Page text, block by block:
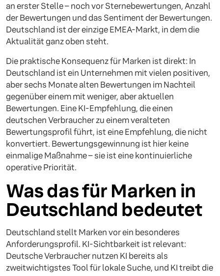
an erster Stelle – noch vor Sternebewertungen, Anzahl
der Bewertungen und das Sentiment der Bewertungen.
Deutschland ist der einzige EMEA-Markt, in dem die
Aktualität ganz oben steht.
Die praktische Konsequenz für Marken ist direkt: In
Deutschland ist ein Unternehmen mit vielen positiven,
aber sechs Monate alten Bewertungen im Nachteil
gegenüber einem mit weniger, aber aktuellen
Bewertungen. Eine KI-Empfehlung, die einen
deutschen Verbraucher zu einem veralteten
Bewertungsprofil führt, ist eine Empfehlung, die nicht
konvertiert. Bewertungsgewinnung ist hier keine
einmalige Maßnahme – sie ist eine kontinuierliche
operative Priorität.
Was das für Marken in
Deutschland bedeutet
Deutschland stellt Marken vor ein besonderes
Anforderungsprofil. KI-Sichtbarkeit ist relevant:
Deutsche Verbraucher nutzen KI bereits als
zweitwichtigstes Tool für lokale Suche, und KI treibt die